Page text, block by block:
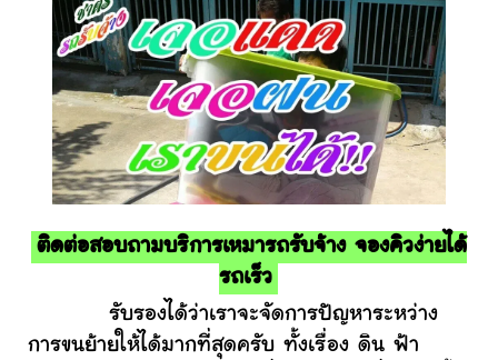
ติดต่อสอบถามบริการเหมารถรับจ้าง จองคิวง่ายได้
รถเร็ว
รับรองได้ว่าเราจะจัดการปัญหาระหว่าง
การขนย้ายให้ได้มากที่สุดครับ ทั้งเรื่อง ดิน ฟ้า